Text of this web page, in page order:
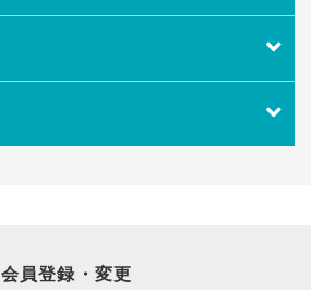
会員登録・変更